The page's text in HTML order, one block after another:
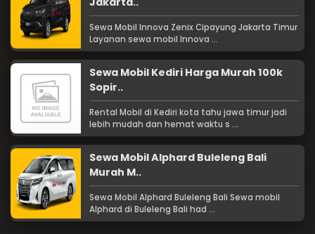
Sewa Mobil Innova Zenix Cipayung Jakarta Timur
Layanan sewa mobil Innova ...
Sewa Mobil Kediri Harga Murah 100k
Sopir..
Rental Mobil di Kediri kota tahu jawa timur jadi
lebih mudah dan hemat waktu s ...
Sewa Mobil Alphard Buleleng Bali
Murah M..
Sewa Mobil Alphard Buleleng Bali Sewa mobil
Alphard di Buleleng Bali had ...